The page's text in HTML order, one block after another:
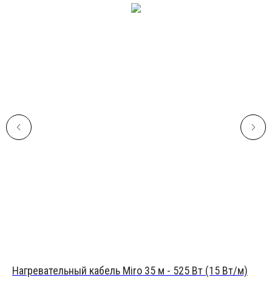
Нагревательный кабель Miro 35 м - 525 Вт (15 Вт/м)